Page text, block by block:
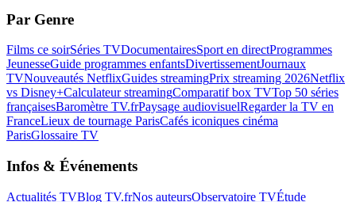
Par Genre
Films ce soirSéries TVDocumentairesSport en directProgrammes
JeunesseGuide programmes enfantsDivertissementJournaux
TVNouveautés NetflixGuides streamingPrix streaming 2026Netflix
vs Disney+Calculateur streamingComparatif box TVTop 50 séries
françaisesBaromètre TV.frPaysage audiovisuelRegarder la TV en
FranceLieux de tournage ParisCafés iconiques cinéma
ParisGlossaire TV
Infos & Événements
Actualités TVBlog TV.frNos auteursObservatoire TVÉtude